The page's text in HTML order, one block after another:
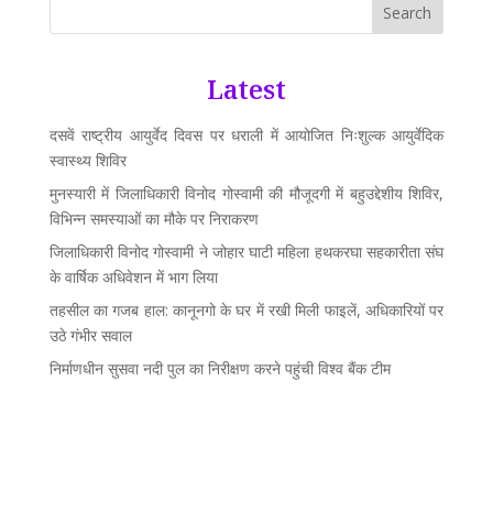
Search
Latest
दसवें राष्ट्रीय आयुर्वेद दिवस पर धराली में आयोजित निःशुल्क आयुर्वेदिक
स्वास्थ्य शिविर
मुनस्यारी में जिलाधिकारी विनोद गोस्वामी की मौजूदगी में बहुउद्देशीय शिविर,
विभिन्न समस्याओं का मौके पर निराकरण
जिलाधिकारी विनोद गोस्वामी ने जोहार घाटी महिला हथकरघा सहकारीता संघ
के वार्षिक अधिवेशन में भाग लिया
तहसील का गजब हाल: कानूनगो के घर में रखी मिली फाइलें, अधिकारियों पर
उठे गंभीर सवाल
निर्माणधीन सुसवा नदी पुल का निरीक्षण करने पहुंची विश्व बैंक टीम